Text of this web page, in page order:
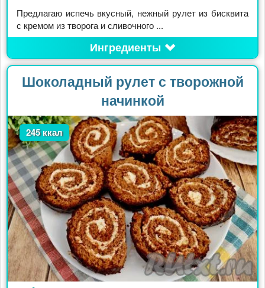
Предлагаю испечь вкусный, нежный рулет из бисквита
с кремом из творога и сливочного ...
Ингредиенты
Шоколадный рулет с творожной
начинкой
245 ккал